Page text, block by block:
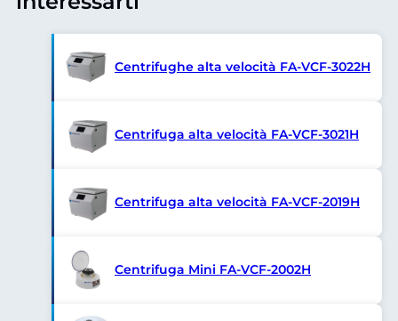
Centrifughe alta velocità FA-VCF-3022H
Centrifuga alta velocità FA-VCF-3021H
Centrifuga alta velocità FA-VCF-2019H
Centrifuga Mini FA-VCF-2002H